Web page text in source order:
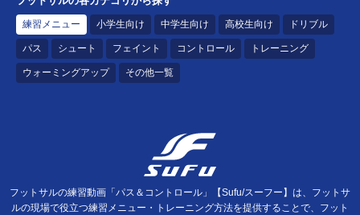
練習メニュー 小学生向け 中学生向け 高校生向け ドリブル
パス シュート フェイント コントロール トレーニング
ウォーミングアップ その他一覧
フットサルの練習動画「パス＆コントロール」【Sufu/スーフー】は、フットサ
ルの現場で役立つ練習メニュー・トレーニング方法を提供することで、フット